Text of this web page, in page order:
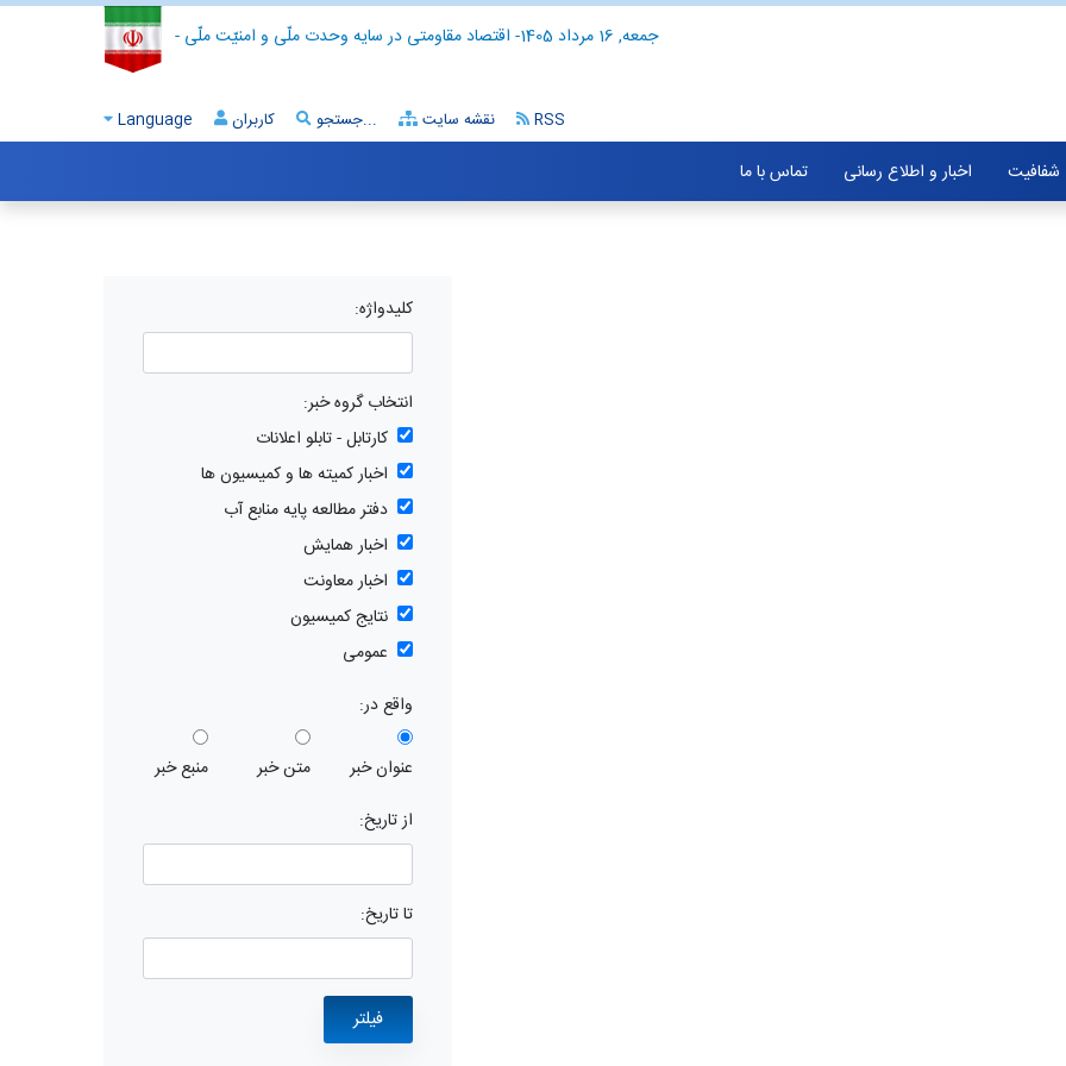
- اقتصاد مقاومتی در سایه وحدت ملّی و امنیّت ملّی - جمعه, 16 مرداد 1405
Language کاربران جستجو... نقشه سایت RSS
شفافیت اخبار و اطلاع رسانی تماس با ما
کلیدواژه:
انتخاب گروه خبر:
کارتابل - تابلو اعلانات
اخبار کمیته ها و کمیسیون ها
دفتر مطالعه پایه منابع آب
اخبار همایش
اخبار معاونت
نتایج کمیسیون
عمومی
واقع در:
عنوان خبر متن خبر
منبع خبر
از تاریخ:
تا تاریخ: